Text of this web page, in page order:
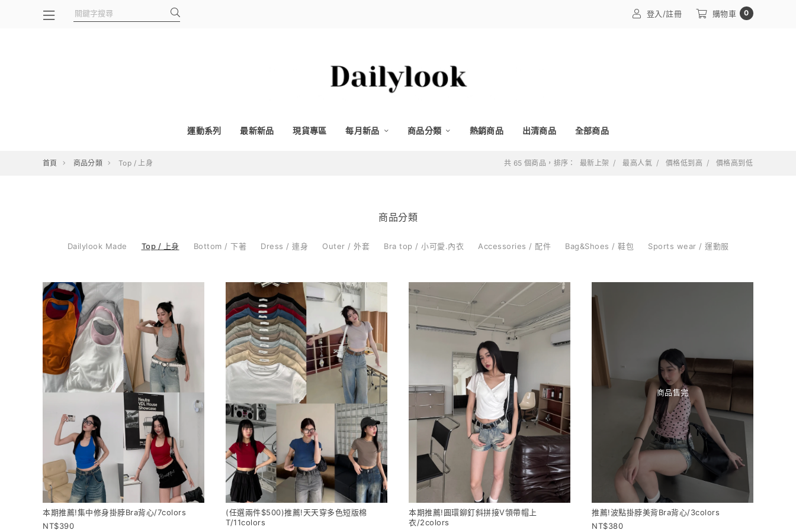
登入/註冊 購物車 0
運動系列 最新新品 現貨專區 每月新品 商品分類 熱銷商品 出清商品 全部商品
首頁 商品分類 Top / 上身 共 65 個商品，排序： 最新上架 最高人氣 價格低到高 價格高到低
商品分類
Dailylook Made Top / 上身 Bottom / 下著 Dress / 連身 Outer / 外套 Bra top / 小可愛.內衣 Accessories / 配件 Bag&Shoes / 鞋包 Sports wear / 運動服
本期推薦!集中修身掛脖Bra背心/7colors
390
(任選兩件$500)推薦!天天穿多色短版棉
T/11colors
本期推薦!圓環鉚釘斜拼接V領帶帽上
衣/2colors
商品售完
推薦!波點掛脖美背Bra背心/3colors
380